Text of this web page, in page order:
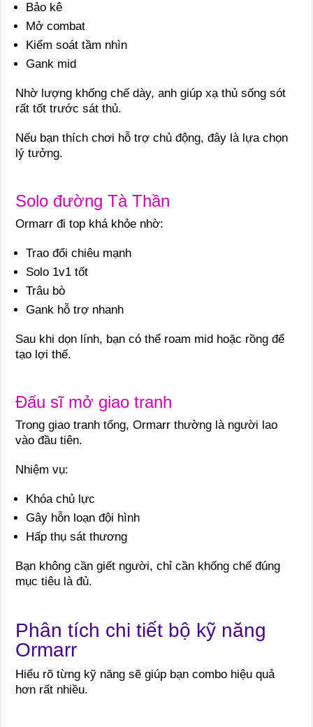
Bảo kê
Mở combat
Kiểm soát tầm nhìn
Gank mid
Nhờ lượng khống chế dày, anh giúp xạ thủ sống sót
rất tốt trước sát thủ.
Nếu bạn thích chơi hỗ trợ chủ động, đây là lựa chọn
lý tưởng.
Solo đường Tà Thần
Ormarr đi top khá khỏe nhờ:
Trao đổi chiêu mạnh
Solo 1v1 tốt
Trâu bò
Gank hỗ trợ nhanh
Sau khi dọn lính, bạn có thể roam mid hoặc rồng để
tạo lợi thế.
Đấu sĩ mở giao tranh
Trong giao tranh tổng, Ormarr thường là người lao
vào đầu tiên.
Nhiệm vụ:
Khóa chủ lực
Gây hỗn loạn đội hình
Hấp thụ sát thương
Bạn không cần giết người, chỉ cần khống chế đúng
mục tiêu là đủ.
Phân tích chi tiết bộ kỹ năng
Ormarr
Hiểu rõ từng kỹ năng sẽ giúp bạn combo hiệu quả
hơn rất nhiều.